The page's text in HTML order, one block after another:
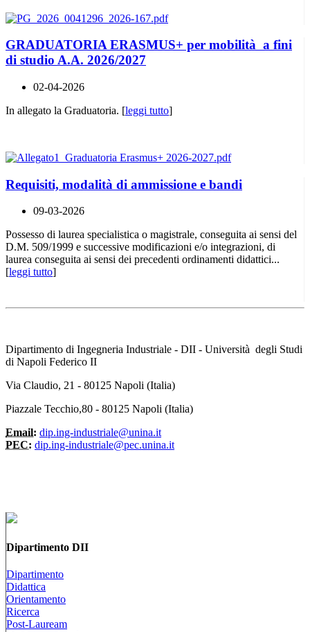
GRADUATORIA ERASMUS+ per mobilità a fini
di studio A.A. 2026/2027
02-04-2026
In allegato la Graduatoria. [leggi tutto]
Requisiti, modalità di ammissione e bandi
09-03-2026
Possesso di laurea specialistica o magistrale, conseguita ai sensi del
D.M. 509/1999 e successive modificazioni e/o integrazioni, di
laurea conseguita ai sensi dei precedenti ordinamenti didattici...
[leggi tutto]
Dipartimento di Ingegneria Industriale - DII - Università degli Studi
di Napoli Federico II
Via Claudio, 21 - 80125 Napoli (Italia)
Piazzale Tecchio,80 - 80125 Napoli (Italia)
Email: dip.ing-industriale@unina.it
PEC: dip.ing-industriale@pec.unina.it
Dipartimento DII
Dipartimento
Didattica
Orientamento
Ricerca
Post-Lauream